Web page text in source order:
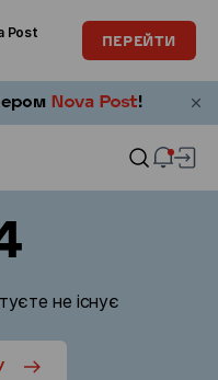
Post
ПЕРЕЙТИ
не існує